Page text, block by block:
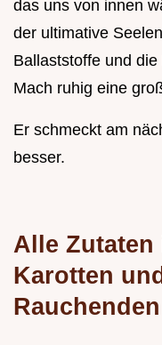
das uns von innen
der ultimative
Ballaststoffe und
Mach ruhig eine
Er schmeckt am
besser.
Alle
Karotten
Rauchenden